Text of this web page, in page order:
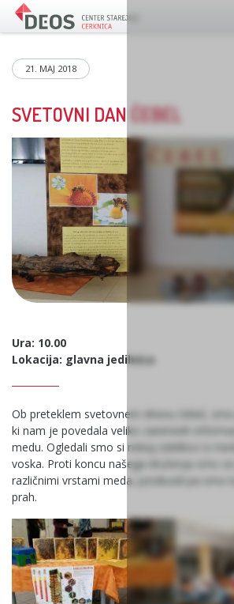
21. MAJ 2018
SVETOVNI DAN ČEBEL
Ura: 10.00
Lokacija: glavna jedilnica
Ob preteklem svetovnem dnevu čebel, smo
ki nam je povedala veliko zanimivih
medu. Ogledali smo si nekaj izdelkov iz
voska. Proti koncu našega druženja smo se
različnimi vrstami meda, poizkusili pa smo
prah.